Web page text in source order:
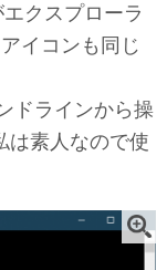
クスプローラ
イコンも同じ
ドラインから操
は素人なので使